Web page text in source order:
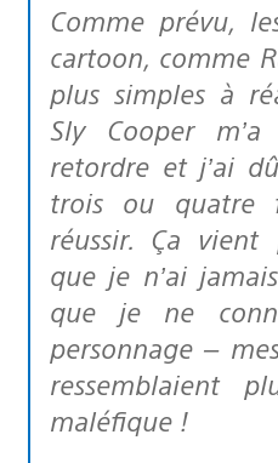
Comme prévu, les personnages de
cartoon, comme
plus simples à
Sly Cooper
retordre et j’ai
trois ou quatre
réussir. Ça
que je n’ai
que je ne
personnage –
ressemblaient
maléfique !